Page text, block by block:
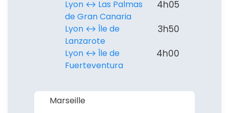
Lyon ↔︎ Las Palmas
de Gran Canaria
4h05
Lyon ↔︎ Île de
Lanzarote
3h50
Lyon ↔︎ Île de
Fuerteventura
4h00
Marseille